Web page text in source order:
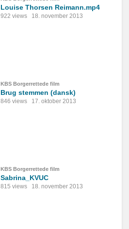
Louise Thorsen Reimann.mp4
922 views 18. november 2013
KBS Borgerrettede film
Brug stemmen (dansk)
846 views 17. oktober 2013
KBS Borgerrettede film
Sabrina_KVUC
815 views 18. november 2013